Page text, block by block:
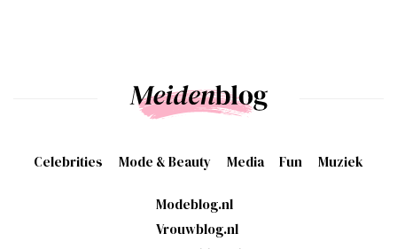
Celebrities Mode & Beauty Media Fun Muziek
Modeblog.nl
Vrouwblog.nl